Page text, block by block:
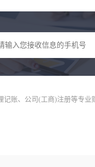
记账、公司(工商)注册等专业